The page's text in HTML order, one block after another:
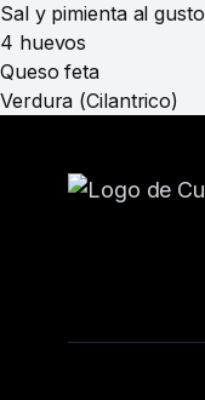
Sal y pimienta al gusto
4 huevos
Queso feta
Verdura (Cilantrico)